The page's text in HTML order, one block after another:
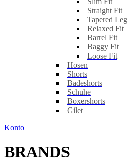
Straight Fit
Tapered Leg
Relaxed Fit
Barrel Fit
Baggy Fit
Loose Fit
Hosen
Shorts
Badeshorts
Schuhe
Boxershorts
Gilet
Konto
BRANDS